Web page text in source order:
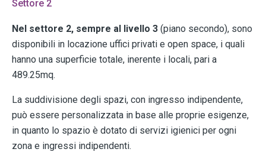
Settore 2
Nel settore 2, sempre al livello 3 (piano secondo), sono
disponibili in locazione uffici privati e open space, i quali
hanno una superficie totale, inerente i locali, pari a
489.25mq.
La suddivisione degli spazi, con ingresso indipendente,
può essere personalizzata in base alle proprie esigenze,
in quanto lo spazio è dotato di servizi igienici per ogni
zona e ingressi indipendenti.